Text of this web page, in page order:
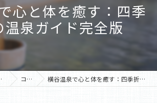
心と体を癒す：四季
温泉ガイド完全版
旅館 コラム 横谷温泉で心と体を癒す：四季折々の温泉ガイド完全版